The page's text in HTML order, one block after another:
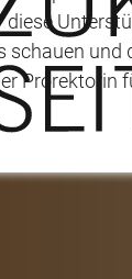
schauen